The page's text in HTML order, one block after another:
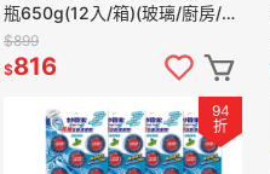
瓶650g(12入/箱)(玻璃/廚房/浴
廁 三款任選)
$899
$816
94
折